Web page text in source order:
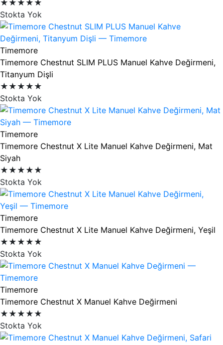
★★★★★
Stokta Yok
Timemore
Timemore Chestnut SLIM PLUS Manuel Kahve Değirmeni,
Titanyum Dişli
★★★★★
Stokta Yok
Timemore
Timemore Chestnut X Lite Manuel Kahve Değirmeni, Mat
Siyah
★★★★★
Stokta Yok
Timemore
Timemore Chestnut X Lite Manuel Kahve Değirmeni, Yeşil
★★★★★
Stokta Yok
Timemore
Timemore Chestnut X Manuel Kahve Değirmeni
★★★★★
Stokta Yok